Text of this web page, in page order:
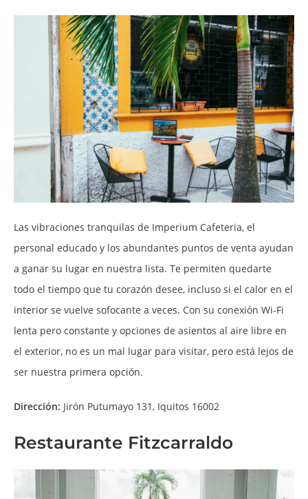
Las vibraciones tranquilas de Imperium Cafeteria, el
personal educado y los abundantes puntos de venta ayudan
a ganar su lugar en nuestra lista. Te permiten quedarte
todo el tiempo que tu corazón desee, incluso si el calor en el
interior se vuelve sofocante a veces. Con su conexión Wi-Fi
lenta pero constante y opciones de asientos al aire libre en
el exterior, no es un mal lugar para visitar, pero está lejos de
ser nuestra primera opción.
Dirección: Jirón Putumayo 131, Iquitos 16002
Restaurante Fitzcarraldo